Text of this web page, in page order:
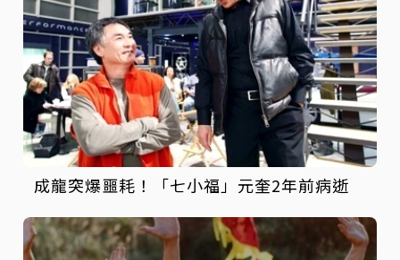
成龍突爆噩耗！「七小福」元奎2年前病逝